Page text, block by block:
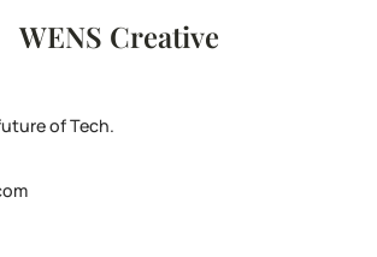
WENS Creative
of Tech.